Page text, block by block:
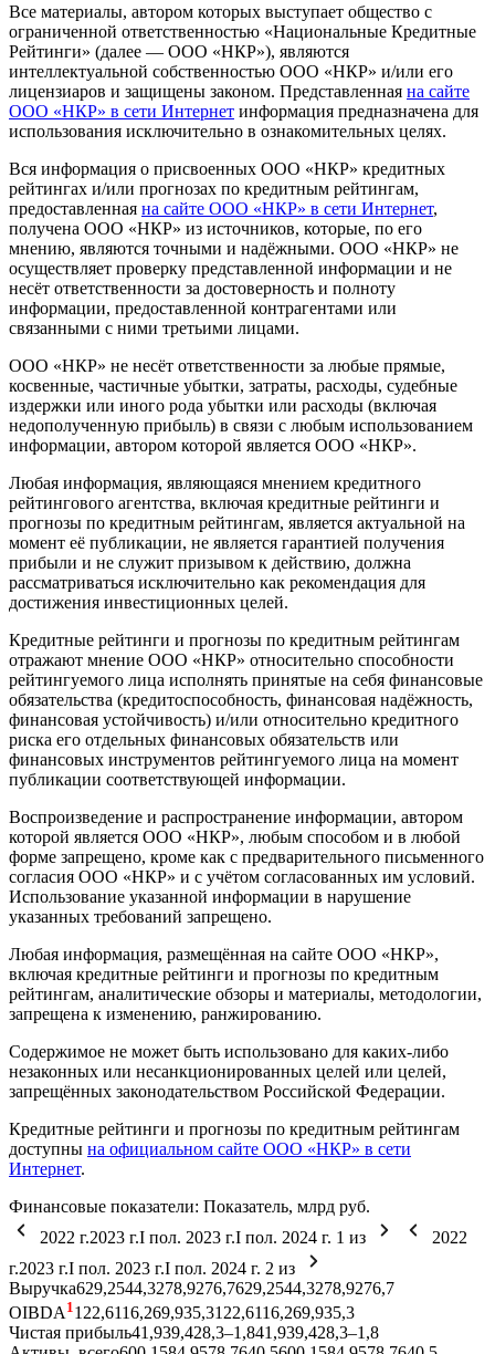
Все материалы, автором которых выступает общество с
ограниченной ответственностью «Национальные Кредитные
Рейтинги» (далее — ООО «НКР»), являются
интеллектуальной собственностью ООО «НКР» и/или его
лицензиаров и защищены законом. Представленная на сайте
ООО «НКР» в сети Интернет информация предназначена для
использования исключительно в ознакомительных целях.
Вся информация о присвоенных ООО «НКР» кредитных
рейтингах и/или прогнозах по кредитным рейтингам,
предоставленная на сайте ООО «НКР» в сети Интернет,
получена ООО «НКР» из источников, которые, по его
мнению, являются точными и надёжными. ООО «НКР» не
осуществляет проверку представленной информации и не
несёт ответственности за достоверность и полноту
информации, предоставленной контрагентами или
связанными с ними третьими лицами.
ООО «НКР» не несёт ответственности за любые прямые,
косвенные, частичные убытки, затраты, расходы, судебные
издержки или иного рода убытки или расходы (включая
недополученную прибыль) в связи с любым использованием
информации, автором которой является ООО «НКР».
Любая информация, являющаяся мнением кредитного
рейтингового агентства, включая кредитные рейтинги и
прогнозы по кредитным рейтингам, является актуальной на
момент её публикации, не является гарантией получения
прибыли и не служит призывом к действию, должна
рассматриваться исключительно как рекомендация для
достижения инвестиционных целей.
Кредитные рейтинги и прогнозы по кредитным рейтингам
отражают мнение ООО «НКР» относительно способности
рейтингуемого лица исполнять принятые на себя финансовые
обязательства (кредитоспособность, финансовая надёжность,
финансовая устойчивость) и/или относительно кредитного
риска его отдельных финансовых обязательств или
финансовых инструментов рейтингуемого лица на момент
публикации соответствующей информации.
Воспроизведение и распространение информации, автором
которой является ООО «НКР», любым способом и в любой
форме запрещено, кроме как с предварительного письменного
согласия ООО «НКР» и с учётом согласованных им условий.
Использование указанной информации в нарушение
указанных требований запрещено.
Любая информация, размещённая на сайте ООО «НКР»,
включая кредитные рейтинги и прогнозы по кредитным
рейтингам, аналитические обзоры и материалы, методологии,
запрещена к изменению, ранжированию.
Содержимое не может быть использовано для каких-либо
незаконных или несанкционированных целей или целей,
запрещённых законодательством Российской Федерации.
Кредитные рейтинги и прогнозы по кредитным рейтингам
доступны на официальном сайте ООО «НКР» в сети
Интернет.
Финансовые показатели: Показатель, млрд руб.
2022 г.2023 г.I пол. 2023 г.I пол. 2024 г. 1 из
2022
г.2023 г.I пол. 2023 г.I пол. 2024 г. 2 из
Выручка629,2544,3278,9276,7629,2544,3278,9276,7
OIBDA 1 122,6116,269,935,3122,6116,269,935,3
Чистая прибыль41,939,428,3–1,841,939,428,3–1,8